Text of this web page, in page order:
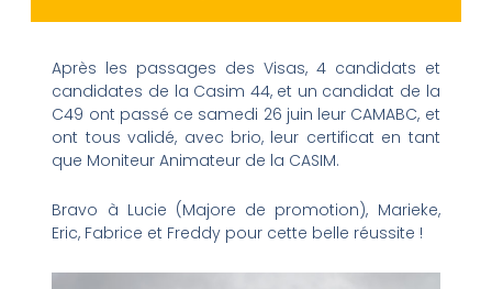
Après les passages des Visas, 4 candidats et
candidates de la Casim 44, et un candidat de la
C49 ont passé ce samedi 26 juin leur CAMABC, et
ont tous validé, avec brio, leur certificat en tant
que Moniteur Animateur de la CASIM.
Bravo à Lucie (Majore de promotion), Marieke,
Eric, Fabrice et Freddy pour cette belle réussite !